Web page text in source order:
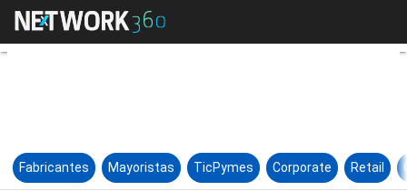
Xerox segmenta en dos
Fabricantes Mayoristas TicPymes Corporate Retail